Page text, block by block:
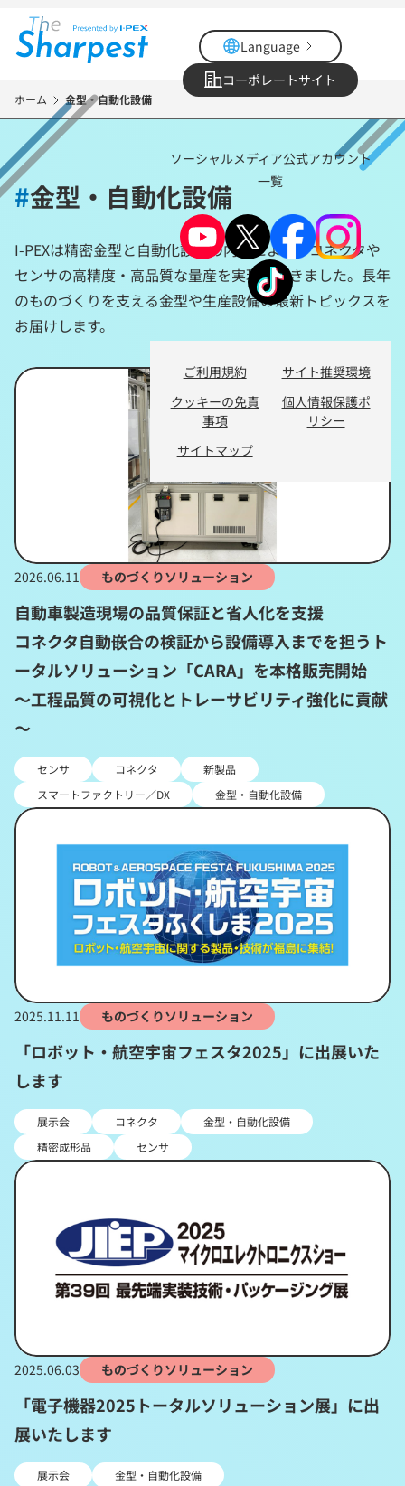
コ
テ
ツ
に
Language
コーポレートサイト
ソーシャルメディア公式アカウント
一覧
ご利用規約
サイト推奨環境
クッキーの免責
事項
個人情報保護ポ
リシー
サイトマップ
ホーム 金型・自動化設備
#金型・自動化設備
I-PEXは精密金型と自動化設備の内製により、コネクタや
センサの高精度・高品質な量産を実現してきました。長年
のものづくりを支える金型や生産設備の最新トピックスを
お届けします。
2026.06.11 ものづくりソリューション
自動車製造現場の品質保証と省人化を支援
コネクタ自動嵌合の検証から設備導入までを担うト
ータルソリューション「CARA」を本格販売開始
～工程品質の可視化とトレーサビリティ強化に貢献
～
センサ コネクタ
新製品
スマートファクトリー／DX
金型・自動化設備
2025.11.11 ものづくりソリューション
「ロボット・航空宇宙フェスタ2025」に出展いた
します
展示会 コネクタ
金型・自動化設備
精密成形品
センサ
2025.06.03 ものづくりソリューション
「電子機器2025トータルソリューション展」に出
展いたします
展示会 金型・自動化設備